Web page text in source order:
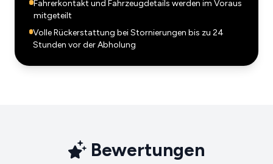
Fahrerkontakt und Fahrzeugdetails werden im Voraus
mitgeteilt
Volle Rückerstattung bei Stornierungen bis zu 24
Stunden vor der Abholung
Bewertungen